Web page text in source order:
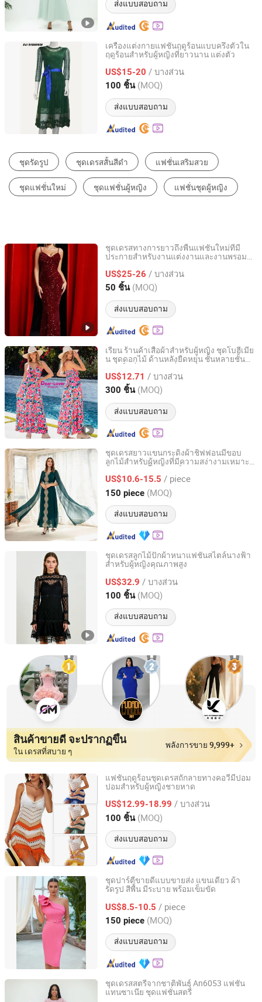
ส่งแบบสอบถาม
เครื่องแต่งกายแฟชั่นฤดูร้อนแบบครึ่งตัวใน
ฤดูร้อนสำหรับผู้หญิงที่ยาวนาน แต่งตัว
US$15-20 / บางส่วน
100 ชิ้น (MOQ)
ส่งแบบสอบถาม
Guangzhou Siji Evergreen Clothing Co., Ltd.
Guangdong, China อัตราจาก 2020
เดรสที่สบาย ๆ เดรสแบบเอไลน์ ชุดรัดรูป
ชุดราตรี เครื่องแต่งกายชาติพันธุ์และพื้นเมือง ชุดแม็กซี่
ชุดเดรสทางการยาวถึงพื้นแฟชั่นใหม่ที่มี
ประกายสำหรับงานแต่งงานและงานพรอม
US$25-26 / บางส่วน
50 ชิ้น (MOQ)
ส่งแบบสอบถาม
Guangzhou Panyu district south village Jinluoxuan
clothing factory
Guangdong, China อัตราจาก 2025
เรียน ร้านค้าเสื้อผ้าสำหรับผู้หญิง ชุดโบฮีเมีย
น ชุดดอกไม้ ด้านหลังยืดหยุ่น ชั้นหลายชั้น
US$12.71 / บางส่วน
300 ชิ้น (MOQ)
ส่งแบบสอบถาม
Fujian New Shiying E-Commerce Co., Ltd.
Fujian, China อัตราจาก 2024
ชุดเดรสยาวแขนกระดิ่งผ้าชิฟฟอนมีขอบ
ลูกไม้สำหรับผู้หญิงที่มีความสง่างามเหมาะ
US$10.6-15.5 / piece
150 piece (MOQ)
ส่งแบบสอบถาม
GUANGZHOU SICHEM GARMENT CO., LTD
Guangdong, China อัตราจาก 2021
ชุดเดรสลูกไม้ปักผ้าหนาแฟชั่นสไตล์นางฟ้า
สำหรับผู้หญิงคุณภาพสูง
US$32.9 / บางส่วน
100 ชิ้น (MOQ)
ส่งแบบสอบถาม
Changzhou Ocean Bridge Import and Export Co., Ltd
Jiangsu, China อัตราจาก 2024
สินค้าขายดี จะปรากฏขึ้น
ใน เดรสที่สบาย ๆ
พลังการขาย 9,999+
แฟชั่นฤดูร้อนชุดเดรสถักลายทางคอวีมีปอม
ปอมสำหรับผู้หญิงชายหาด
US$12.99-18.99 / บางส่วน
100 ชิ้น (MOQ)
ส่งแบบสอบถาม
Tong Lu Spring River Knitting Group Co., Ltd.
Zhejiang, China อัตราจาก 2014
ชุดปาร์ตี้ขายดีแบบขายส่ง แขนเดียว ผ้า
รัดรูป สีพื้น มีระบาย พร้อมเข็มขัด
US$8.5-10.5 / piece
150 piece (MOQ)
ส่งแบบสอบถาม
GUANGZHOU SICHEM GARMENT CO., LTD
Guangdong, China อัตราจาก 2021
ชุดเดรสสตรีจากชาติพันธุ์ An6053 แฟชั่น
แทนซาเนีย ชุดแฟชั่นสตรี
AY COLLECTION FASHION CO., LTD.